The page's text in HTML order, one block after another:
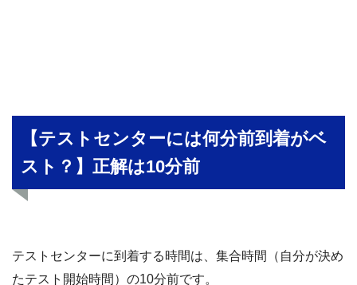
【テストセンターには何分前到着がベ
スト？】正解は10分前
テストセンターに到着する時間は、集合時間（自分が決め
たテスト開始時間）の10分前です。